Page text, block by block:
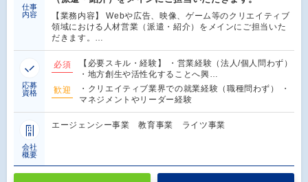
仕事
内容
【業務内容】 Webや広告、映像、ゲーム等のクリエイティブ
領域における人材営業（派遣・紹介）をメインにご担当いた
だきます。…
応募
資格
必須
【必要スキル・経験】 ・営業経験（法人/個人問わず）
・地方創生や活性化することへ興…
歓迎
・クリエイティブ業界での就業経験（職種問わず） ・
マネジメントやリーダー経験
会社
概要
エージェンシー事業 教育事業 ライツ事業